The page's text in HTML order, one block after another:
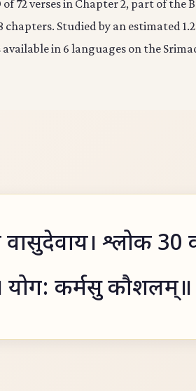
of 72 verses in Chapter 2, part of the
chapters. Studied by an estimated
in 6 languages on the
श्लोक 30
योग: कर्मसु कौशलम्॥